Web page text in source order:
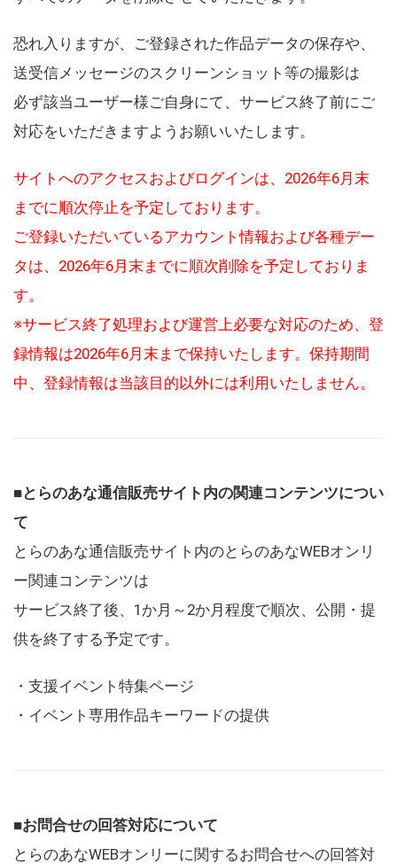
恐れ入りますが、ご登録された作品データの保存や、
送受信メッセージのスクリーンショット等の撮影は
必ず該当ユーザー様ご自身にて、サービス終了前にご
対応をいただきますようお願いいたします。
サイトへのアクセスおよびログインは、2026年6月末
までに順次停止を予定しております。
ご登録いただいているアカウント情報および各種デー
タは、2026年6月末までに順次削除を予定しておりま
す。
※サービス終了処理および運営上必要な対応のため、登
録情報は2026年6月末まで保持いたします。保持期間
中、登録情報は当該目的以外には利用いたしません。
■とらのあな通信販売サイト内の関連コンテンツについ
て
とらのあな通信販売サイト内のとらのあなWEBオンリ
ー関連コンテンツは
サービス終了後、1か月～2か月程度で順次、公開・提
供を終了する予定です。
・支援イベント特集ページ
・イベント専用作品キーワードの提供
■お問合せの回答対応について
とらのあなWEBオンリーに関するお問合せへの回答対